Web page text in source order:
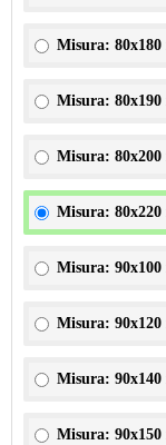
Misura: 80x180
Misura: 80x190
Misura: 80x200
Misura:
Misura: 90x100
Misura: 90x120
Misura: 90x140
Misura: 90x150